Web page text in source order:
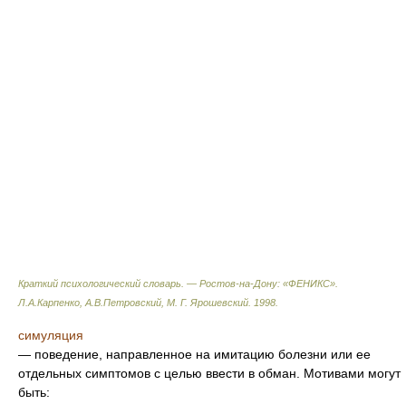
Краткий психологический словарь. — Ростов-на-Дону: «ФЕНИКС»
Л.А.Карпенко, А.В.Петровский, М. Г. Ярошевский 1998
симуляция
— поведение, направленное на имитацию болезни или ее
отдельных симптомов с целью ввести в обман. Мотивами могут
быть: